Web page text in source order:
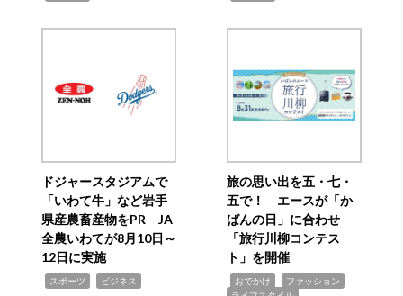
ドジャースタジアムで
「いわて牛」など岩手
県産農畜産物をPR JA
全農いわてが8月10日～
12日に実施
スポーツ ビジネス
旅の思い出を五・七・
五で！ エースが「か
ばんの日」に合わせ
「旅行川柳コンテス
ト」を開催
おでかけ ファッション